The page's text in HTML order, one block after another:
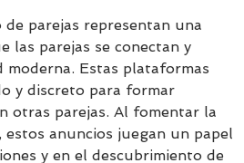
parejas representan una
las parejas se conectan y
moderna. Estas plataformas
y discreto para formar
otras parejas. Al fomentar la
anuncios juegan un papel
y en el descubrimiento de